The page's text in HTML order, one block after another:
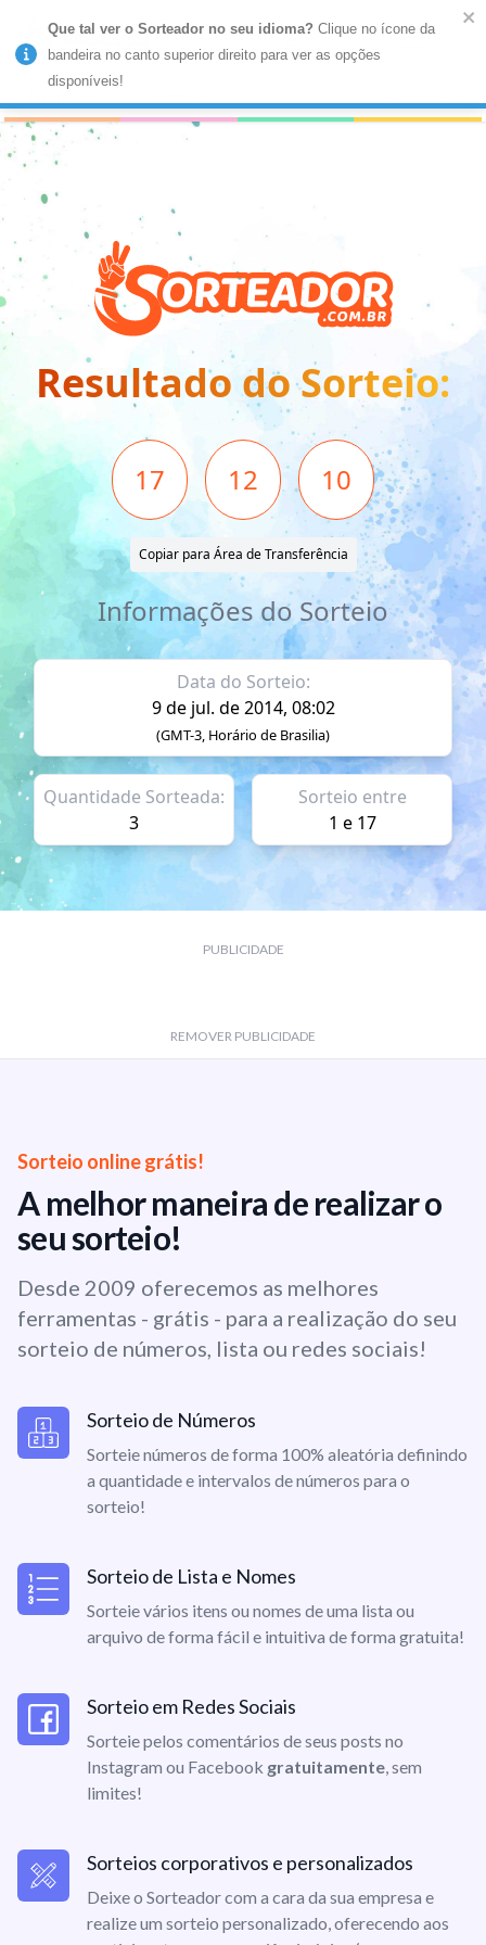
MENU
Números
Resultado do Sorteio:
17 12 10
Copiar para Área de Transferência
Informações do Sorteio
Data do Sorteio:
9 de jul. de 2014, 08:02
(GMT-3, Horário de Brasilia)
Quantidade Sorteada:
3
Sorteio entre
1 e 17
PUBLICIDADE
REMOVER PUBLICIDADE
Sorteio online grátis!
A melhor maneira de realizar o
seu sorteio!
Desde 2009 oferecemos as melhores
ferramentas - grátis - para a realização do seu
sorteio de números, lista ou redes sociais!
Sorteio de Números
Sorteie números de forma 100% aleatória definindo
a quantidade e intervalos de números para o
sorteio!
Sorteio de Lista e Nomes
Sorteie vários itens ou nomes de uma lista ou
arquivo de forma fácil e intuitiva de forma gratuita!
Sorteio em Redes Sociais
Sorteie pelos comentários de seus posts no
Instagram ou Facebook gratuitamente, sem
limites!
Sorteios corporativos e personalizados
Deixe o Sorteador com a cara da sua empresa e
realize um sorteio personalizado, oferecendo aos
Que tal ver o Sorteador no seu idioma? Clique no ícone da
bandeira no canto superior direito para ver as opções
disponíveis!